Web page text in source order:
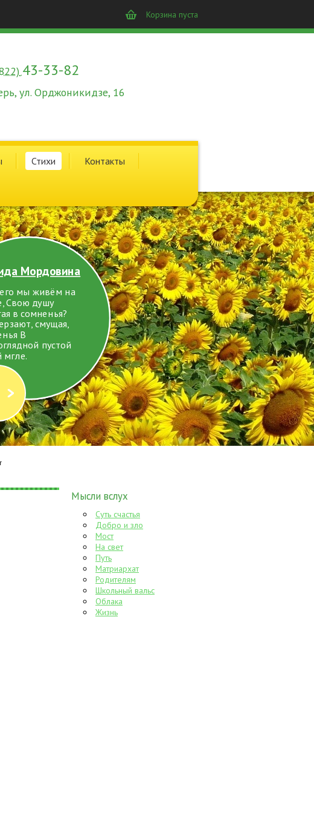
Корзина пуста
43-33-82
ул. Орджоникидзе, 16
Стихи Контакты
Мордовина
мы живём на
Свою душу
в сомненья?
смущая,
В
пустой
мгле.
Мысли вслух
Суть счастья
Добро и зло
Мост
На свет
Путь
Матриархат
Родителям
Школьный вальс
Облака
Жизнь